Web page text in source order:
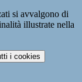
si avvalgono di
illustrate nella
i cookies